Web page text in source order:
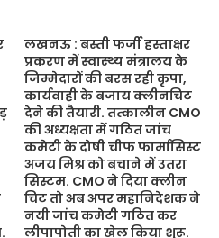
लखनऊ : बस्ती फर्जी हस्ताक्षर
प्रकरण में स्वास्थ्य मंत्रालय के
जिम्मेदारों की बरस रही कृपा,
कार्यवाही के बजाय क्लीनचिट
देने की तैयारी. तत्कालीन CMO
की अध्यक्षता में गठित जांच
कमेटी के दोषी चीफ फार्मासिस्ट
अजय मिश्र को बचाने में उतरा
सिस्टम. CMO ने दिया क्लीन
चिट तो अब अपर महानिदेशक ने
नयी जांच कमेटी गठित कर
लीपापोती का खेल किया शुरू.